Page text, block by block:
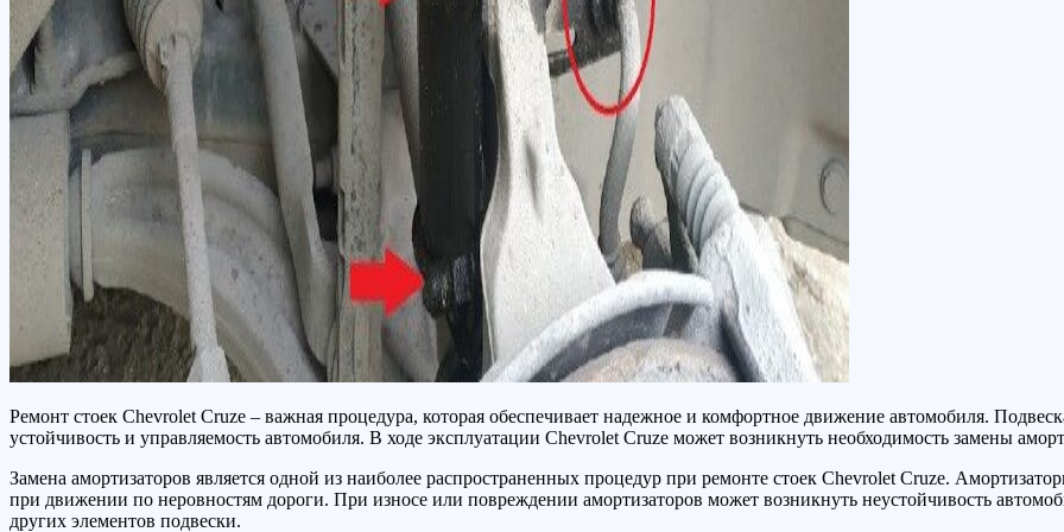
Ремонт стоек Chevrolet Cruze – важная процедура, которая обеспечивает надежное и комфортное движение автомобиля.
устойчивость и управляемость автомобиля. В ходе эксплуатации Chevrolet Cruze может возникнуть необходимость замены
Замена амортизаторов является одной из наиболее распространенных процедур при ремонте стоек Chevrolet Cruze.
при движении по неровностям дороги. При износе или повреждении амортизаторов может возникнуть неустойчивость
других элементов подвески.